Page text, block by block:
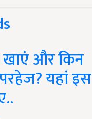
खाएं और किन
यहां इस